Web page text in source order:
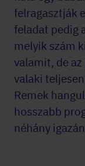
felragasztják
feladat pedig
melyik szám
valamit, de
valaki
Remek
hosszabb
néhány